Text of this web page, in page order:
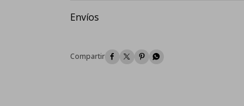
Envíos
   